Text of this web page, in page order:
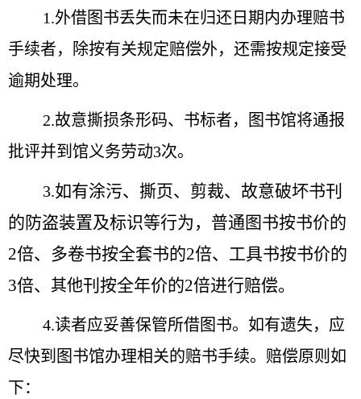
1.外借图书丢失而未在归还日期内办理赔书
手续者，除按有关规定赔偿外，还需按规定接受
逾期处理。
2.故意撕损条形码、书标者，图书馆将通报
批评并到馆义务劳动3次。
3.如有涂污、撕页、剪裁、故意破坏书刊
的防盗装置及标识等行为，普通图书按书价的
2倍、多卷书按全套书的2倍、工具书按书价的
3倍、 其他刊按全年价的2倍进行赔偿。
4.读者应妥善保管所借图书。如有遗失，应
尽快到图书馆办理相关的赔书手续。赔偿原则如
下：